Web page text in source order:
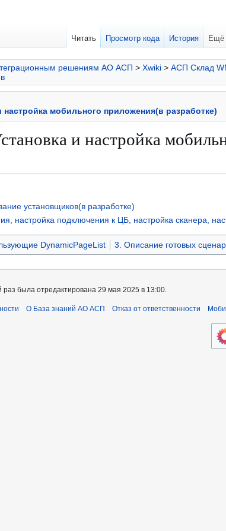
решениям АО АСП > Xwiki > АСП Склад
настройка мобильного приложения(в разработке)
и настройка
установщиков(в разработке)
настройка подключения к ЦБ, настройка сканера,
DynamicPageList 3. Описание готовых
Читать Просмотр кода История Ещё
раз была отредактирована 29 мая 2025 в 13:00.
О База знаний АО АСП Отказ от ответственности